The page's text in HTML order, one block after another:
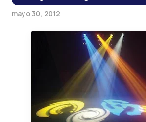
mayo 30, 2012